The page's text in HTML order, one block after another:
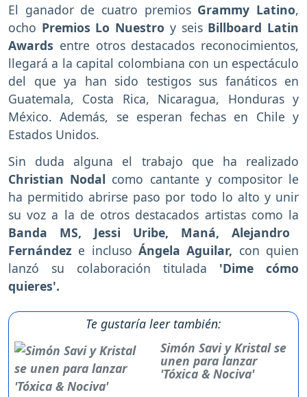
El ganador de cuatro premios Grammy Latino,
ocho Premios Lo Nuestro y seis Billboard Latin
Awards entre otros destacados reconocimientos,
llegará a la capital colombiana con un espectáculo
del que ya han sido testigos sus fanáticos en
Guatemala, Costa Rica, Nicaragua, Honduras y
México. Además, se esperan fechas en Chile y
Estados Unidos.
Sin duda alguna el trabajo que ha realizado
Christian Nodal como cantante y compositor le
ha permitido abrirse paso por todo lo alto y unir
su voz a la de otros destacados artistas como la
Banda MS, Jessi Uribe, Maná, Alejandro
Fernández e incluso Ángela Aguilar, con quien
lanzó su colaboración titulada 'Dime cómo
quieres'.
Te gustaría leer también:
Simón Savi y Kristal se
unen para lanzar
'Tóxica & Nociva'